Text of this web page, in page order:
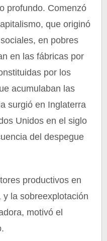
profundo. Comenzó
que originó
en pobres
en las fábricas por
por los
acumulaban las
surgió en Inglaterra
Unidos en el siglo
del despegue
productivos en
la sobreexplotación
motivó el